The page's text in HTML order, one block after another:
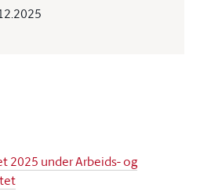
2025 under Arbeids- og